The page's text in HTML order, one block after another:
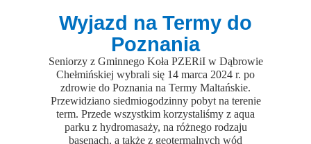
Wyjazd na Termy do
Poznania
Seniorzy z Gminnego Koła PZERiI w Dąbrowie
Chełmińskiej wybrali się 14 marca 2024 r. po
zdrowie do Poznania na Termy Maltańskie.
Przewidziano siedmiogodzinny pobyt na terenie
term. Przede wszystkim korzystaliśmy z aqua
parku z hydromasaży, na różnego rodzaju
basenach, a także z geotermalnych wód